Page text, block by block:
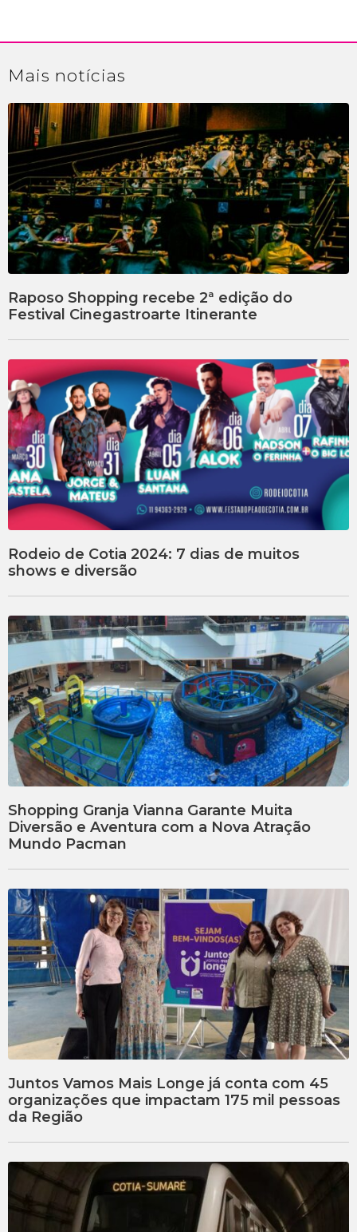
Mais notícias
Raposo Shopping recebe 2ª edição do
Festival Cinegastroarte Itinerante
Rodeio de Cotia 2024: 7 dias de muitos
shows e diversão
Shopping Granja Vianna Garante Muita
Diversão e Aventura com a Nova Atração
Mundo Pacman
Juntos Vamos Mais Longe já conta com 45
organizações que impactam 175 mil pessoas
da Região